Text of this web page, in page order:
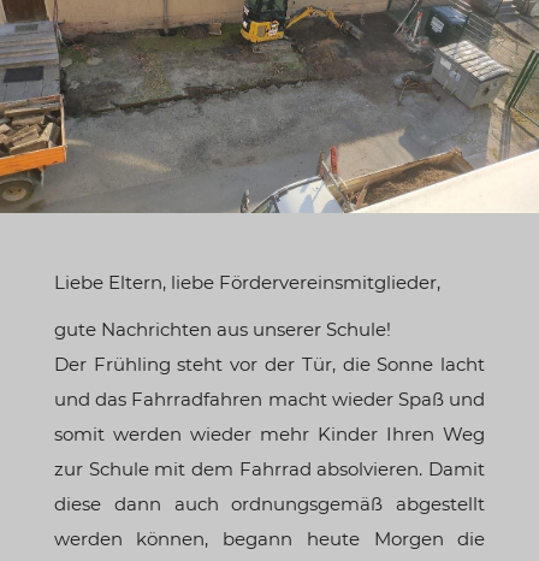
Liebe Eltern, liebe Fördervereinsmitglieder,
gute Nachrichten aus unserer Schule!
Der Frühling steht vor der Tür, die Sonne lacht
und das Fahrradfahren macht wieder Spaß und
somit werden wieder mehr Kinder Ihren Weg
zur Schule mit dem Fahrrad absolvieren. Damit
diese dann auch ordnungsgemäß abgestellt
werden können, begann heute Morgen die